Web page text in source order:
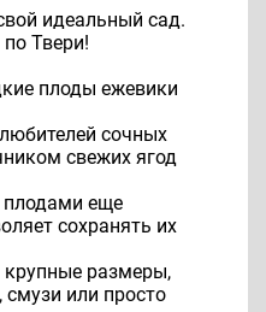
идеальный сад.
Твери!
плоды ежевики
сочных
свежих ягод
плодами еще
сохранять их
крупные размеры,
или просто